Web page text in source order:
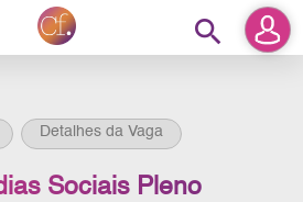
search
Detalhes da Vaga
Sociais Pleno